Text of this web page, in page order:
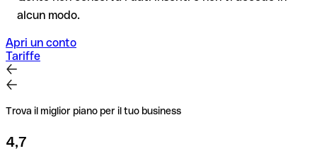
per importi elevati o nuovi rapporti commerciali.
alcun modo.
Apri un conto
Tariffe
Trova il miglior piano per il tuo business
4,7